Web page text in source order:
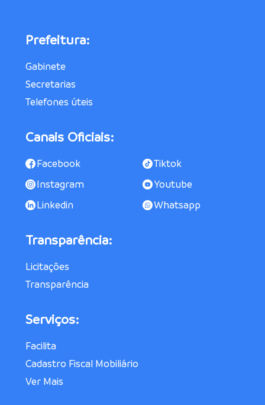
Prefeitura:
Gabinete
Secretarias
Telefones úteis
Canais Oficiais:
Facebook
Tiktok
Instagram
Youtube
Linkedin
Whatsapp
Transparência:
Licitações
Transparência
Serviços:
Facilita
Cadastro Fiscal Mobiliário
Ver Mais